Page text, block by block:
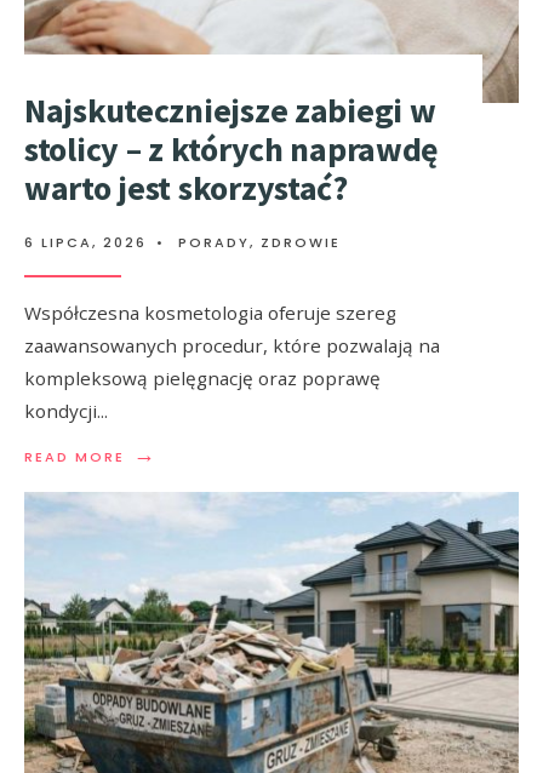
Najskuteczniejsze zabiegi w
stolicy – z których naprawdę
warto jest skorzystać?
6 LIPCA, 2026 • PORADY, ZDROWIE
Współczesna kosmetologia oferuje szereg
zaawansowanych procedur, które pozwalają na
kompleksową pielęgnację oraz poprawę
kondycji...
READ MORE →